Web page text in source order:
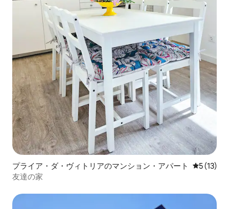
プライア・ダ・ヴィトリアのマンション・アパート レビュー
5 (13)
友達の家